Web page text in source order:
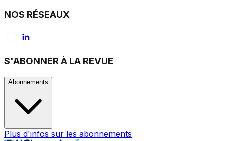
NOS RÉSEAUX
S'ABONNER À LA REVUE
Abonnements
Plus d'infos sur les abonnements